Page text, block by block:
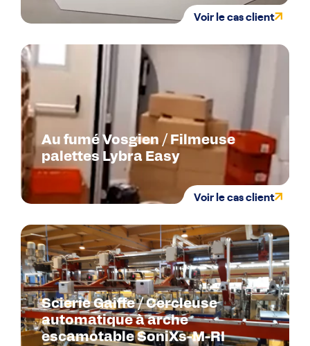
Voir le cas client
Au fumé Vosgien / Filmeuse
palettes Lybra Easy
Voir le cas client
Scierie Gaiffe / Cercleuse
automatique à arche
escamotable SoniXs-M-RI